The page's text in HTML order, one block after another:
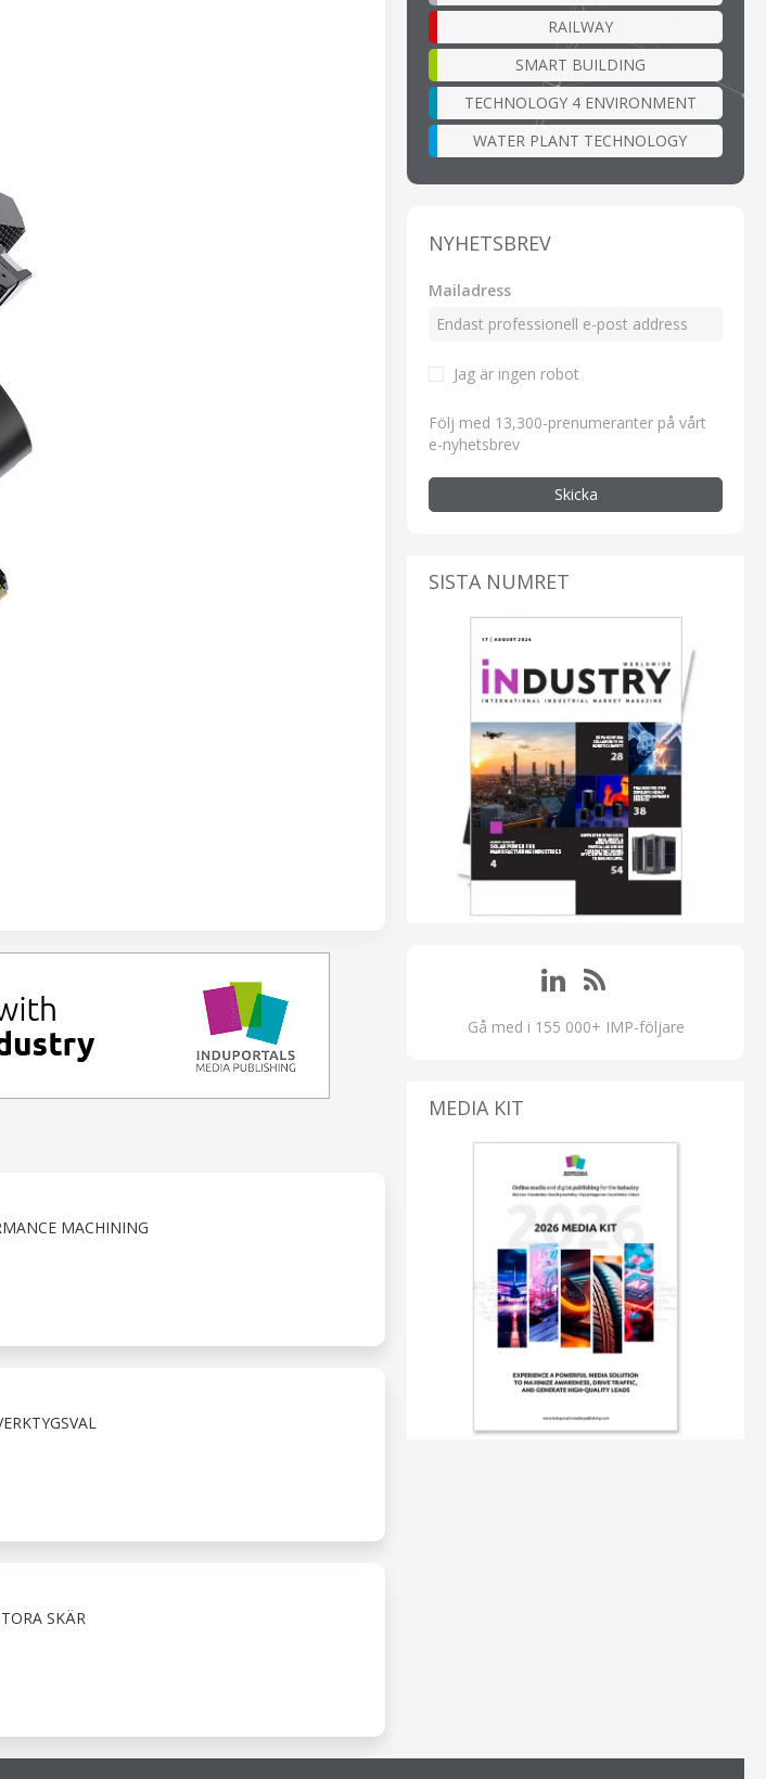
MACHINING
SKÄR
RAILWAY
SMART BUILDING
TECHNOLOGY 4 ENVIRONMENT
WATER PLANT TECHNOLOGY
NYHETSBREV
Mailadress
Jag är ingen robot
Följ med 13,300-prenumeranter på vårt
e-nyhetsbrev
Skicka
SISTA NUMRET
Gå med i 155 000+ IMP-följare
MEDIA KIT